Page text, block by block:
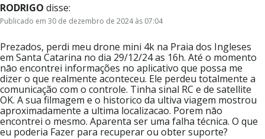
RODRIGO disse:
Publicado em 30 de dezembro de 2024 às 07:04
Prezados, perdi meu drone mini 4k na Praia dos Ingleses
em Santa Catarina no dia 29/12/24 as 16h. Até o momento
nāo encontrei informações no aplicativo que possa me
dizer o que realmente aconteceu. Ele perdeu totalmente a
comunicação com o controle. Tinha sinal RC e de satellite
OK. A sua filmagem e o historico da ultiva viagem mostrou
aproximadamente a ultima localizacao. Porem nāo
encontrei o mesmo. Aparenta ser uma falha técnica. O que
eu poderia Fazer para recuperar ou obter suporte?